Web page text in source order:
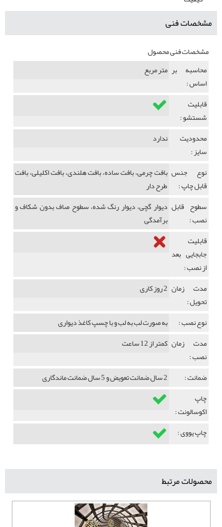
مشخصات فنی
مشخصات فنی محصول
محاسبه بر
اساس :
متر مربع
قابلیت
شستشو :
محدودیت
سایز :
ندارد
نوع جنس
قابل چاپ :
بافت چرمی، بافت ساده، بافت هلندی، بافت اکلیلی، بافت
طرح دار
سطوح قابل
نصب :
دیوار گچی، دیوار رنگ شده، سطوح صاف بدون شکاف و
برآمدگی
قابلیت
جابجایی بعد
از نصب :
مدت زمان
تحویل :
2 روز کاری
نوع نصب :
به صورت لب به لب و با چسپ کاغذ دیواری
مدت زمان
نصب :
کمتر از 12 ساعت
ضمانت :
2 سال ضمانت تعویض و 5 سال ضمانت ماندگاری
چاپ
اکوسالونت :
چاپ یووی :
محصولات مرتبط